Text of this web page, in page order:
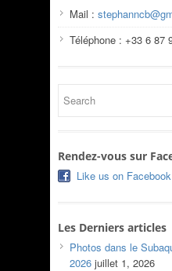
Mail :
Téléphone : +33 6 87
Rendez-vous sur
Like us on Facebook
Les Derniers articles
Photos dans le
2026 juillet 1, 2026